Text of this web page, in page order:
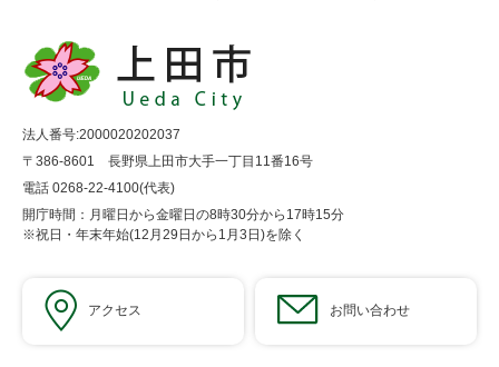
法人番号:2000020202037
〒386-8601 長野県上田市大手一丁目11番16号
電話 0268-22-4100(代表)
開庁時間：月曜日から金曜日の8時30分から17時15分
※祝日・年末年始(12月29日から1月3日)を除く
アクセス お問い合わせ